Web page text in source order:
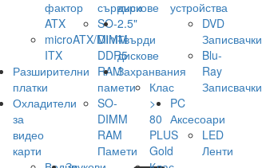
фактор
ATX
microATX/Mini-
ITX
Разширителни
платки
Охладители
за
видео
карти
сървъри
SO-
DIMM
DDR5
RAM
памети
SO-
DIMM
RAM
Памети
дискове
2.5"
Твърди
дискове
Захранвания
Клас
>
80
PLUS
Gold
устройства
DVD
Записвачки
Blu-
Ray
Записвачки
PC
Аксесоари
LED
Ленти